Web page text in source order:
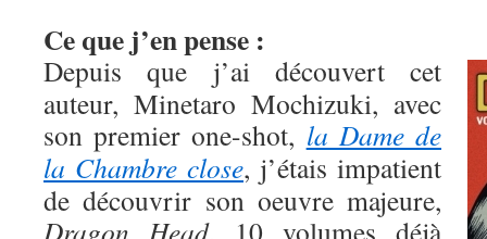
Ce que j’en pense :
Depuis que j’ai découvert cet
auteur, Minetaro Mochizuki, avec
son premier one-shot, la Dame de
la Chambre close, j’étais impatient
de découvrir son oeuvre majeure,
Dragon Head, 10 volumes déjà